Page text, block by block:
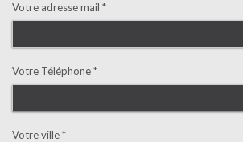
Votre adresse mail *
Votre Téléphone *
Votre ville *